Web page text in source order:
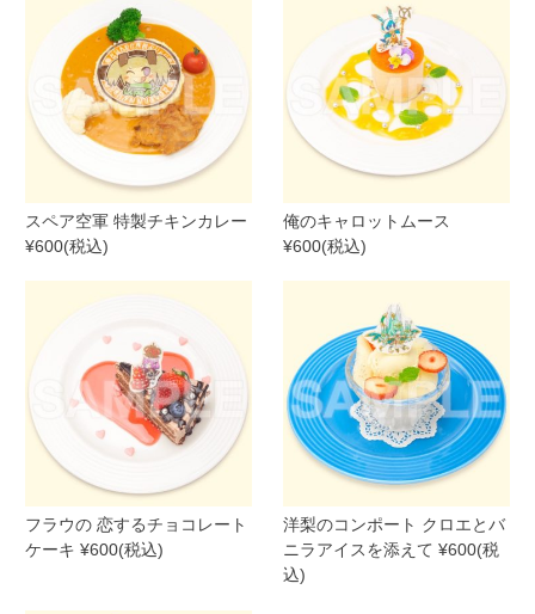
スペア空軍 特製チキンカレー
¥600(税込)
俺のキャロットムース
¥600(税込)
フラウの 恋するチョコレート
ケーキ ¥600(税込)
洋梨のコンポート クロエとバ
ニラアイスを添えて ¥600(税
込)